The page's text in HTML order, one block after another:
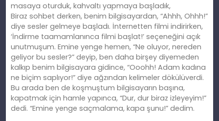
masaya oturduk, kahvaltı yapmaya başladık,
Biraz sohbet derken, benim bilgisayardan, “Ahhh, Ohhh!”
diye sesler gelmeye başladı. İnternetten filmi indirirken,
‘İndirme taamamlanınca filmi başlat!’ seçeneğini açık
unutmuşum. Emine yenge hemen, “Ne oluyor, nereden
geliyor bu sesler?” deyip, ben daha birşey diyemeden
kalkıp benim bilgisayara gidince, “Ooohh! Adam kadına
ne biçim saplıyor!” diye ağzından kelimeler dökülüverdi.
Bu arada ben de koşmuştum bilgisayarın başına,
kapatmak için hamle yapınca, “Dur, dur biraz izleyeyim!”
dedi. “Emine yenge saçmalama, kapa şunu!” dedim.